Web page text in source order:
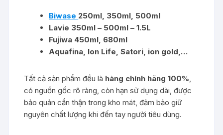
Biwase 250ml, 350ml, 500ml
Lavie 350ml – 500ml – 1.5L
Fujiwa 450ml, 680ml
Aquafina, Ion Life, Satori, ion gold,…
Tất cả sản phẩm đều là hàng chính hãng 100%,
có nguồn gốc rõ ràng, còn hạn sử dụng dài, được
bảo quản cẩn thận trong kho mát, đảm bảo giữ
nguyên chất lượng khi đến tay người tiêu dùng.